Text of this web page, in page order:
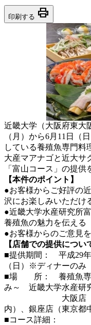
印刷する print
近畿大学（大阪府東大
（月）から6月11日（
している養殖魚専門料
大産マアナゴと近大サ
「富山コース」の提供
【本件のポイント】
●お客様からご好評の
沢にお楽しみいただけ
●近畿大学水産研究所
養殖魚の魅力を伝える
●お客様からのご意見
【店舗での提供につい
■提供期間： 平成29年
（日）※ディナーのみ
■場 所： 養殖魚専門
み～ 近畿大学水産研
大阪店（大阪
内）、銀座店（東京都
■コース詳細：